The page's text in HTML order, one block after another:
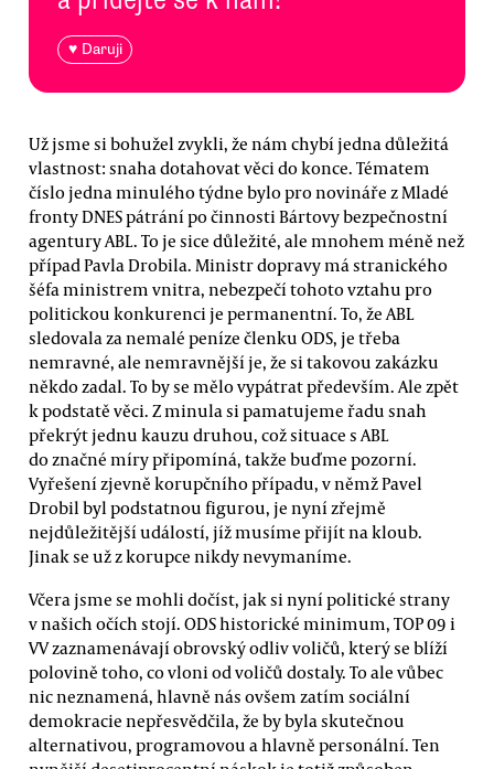
♥ Daruji
Už jsme si bohužel zvykli, že nám chybí jedna důležitá
vlastnost: snaha dotahovat věci do konce. Tématem
číslo jedna minulého týdne bylo pro novináře z Mladé
fronty DNES pátrání po činnosti Bártovy bezpečnostní
agentury ABL. To je sice důležité, ale mnohem méně než
případ Pavla Drobila. Ministr dopravy má stranického
šéfa ministrem vnitra, nebezpečí tohoto vztahu pro
politickou konkurenci je permanentní. To, že ABL
sledovala za nemalé peníze členku ODS, je třeba
nemravné, ale nemravnější je, že si takovou zakázku
někdo zadal. To by se mělo vypátrat především. Ale zpět
k podstatě věci. Z minula si pamatujeme řadu snah
překrýt jednu kauzu druhou, což situace s ABL
do značné míry připomíná, takže buďme pozorní.
Vyřešení zjevně korupčního případu, v němž Pavel
Drobil byl podstatnou figurou, je nyní zřejmě
nejdůležitější událostí, jíž musíme přijít na kloub.
Jinak se už z korupce nikdy nevymaníme.
Včera jsme se mohli dočíst, jak si nyní politické strany
v našich očích stojí. ODS historické minimum, TOP 09 i
VV zaznamenávají obrovský odliv voličů, který se blíží
polovině toho, co vloni od voličů dostaly. To ale vůbec
nic neznamená, hlavně nás ovšem zatím sociální
demokracie nepřesvědčila, že by byla skutečnou
alternativou, programovou a hlavně personální. Ten